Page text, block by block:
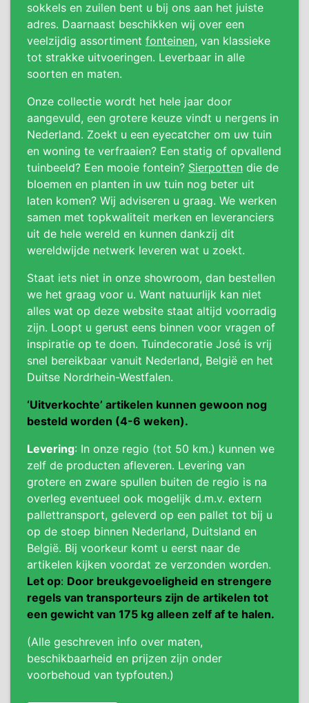
sokkels en zuilen bent u bij ons aan het juiste
adres. Daarnaast beschikken wij over een
veelzijdig assortiment fonteinen, van klassieke
tot strakke uitvoeringen. Leverbaar in alle
soorten en maten.
Onze collectie wordt het hele jaar door
aangevuld, een grotere keuze vindt u nergens in
Nederland. Zoekt u een eyecatcher om uw tuin
en woning te verfraaien? Een statig of opvallend
tuinbeeld? Een mooie fontein? Sierpotten die de
bloemen en planten in uw tuin nog beter uit
laten komen? Wij adviseren u graag. We werken
samen met topkwaliteit merken en leveranciers
uit de hele wereld en kunnen dankzij dit
wereldwijde netwerk leveren wat u zoekt.
Staat iets niet in onze showroom, dan bestellen
we het graag voor u. Want natuurlijk kan niet
alles wat op deze website staat altijd voorradig
zijn. Loopt u gerust eens binnen voor vragen of
inspiratie op te doen. Tuindecoratie José is vrij
snel bereikbaar vanuit Nederland, België en het
Duitse Nordrhein-Westfalen.
‘Uitverkochte’ artikelen kunnen gewoon nog
besteld worden (4-6 weken).
Levering: In onze regio (tot 50 km.) kunnen we
zelf de producten afleveren. Levering van
grotere en zware spullen buiten de regio is na
overleg eventueel ook mogelijk d.m.v. extern
pallettransport, geleverd op een pallet tot bij u
op de stoep binnen Nederland, Duitsland en
België. Bij voorkeur komt u eerst naar de
artikelen kijken voordat ze verzonden worden.
Let op: Door breukgevoeligheid en strengere
regels van transporteurs zijn de artikelen tot
een gewicht van 175 kg alleen zelf af te halen.
(Alle geschreven info over maten,
beschikbaarheid en prijzen zijn onder
voorbehoud van typfouten.)